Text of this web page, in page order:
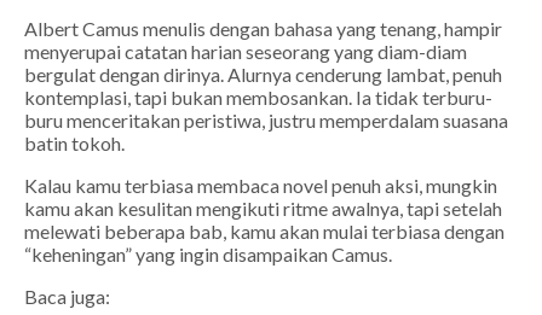
Albert Camus menulis dengan bahasa yang tenang, hampir
menyerupai catatan harian seseorang yang diam-diam
bergulat dengan dirinya. Alurnya cenderung lambat, penuh
kontemplasi, tapi bukan membosankan. Ia tidak terburu-
buru menceritakan peristiwa, justru memperdalam suasana
batin tokoh.
Kalau kamu terbiasa membaca novel penuh aksi, mungkin
kamu akan kesulitan mengikuti ritme awalnya, tapi setelah
melewati beberapa bab, kamu akan mulai terbiasa dengan
“keheningan” yang ingin disampaikan Camus.
Baca juga: